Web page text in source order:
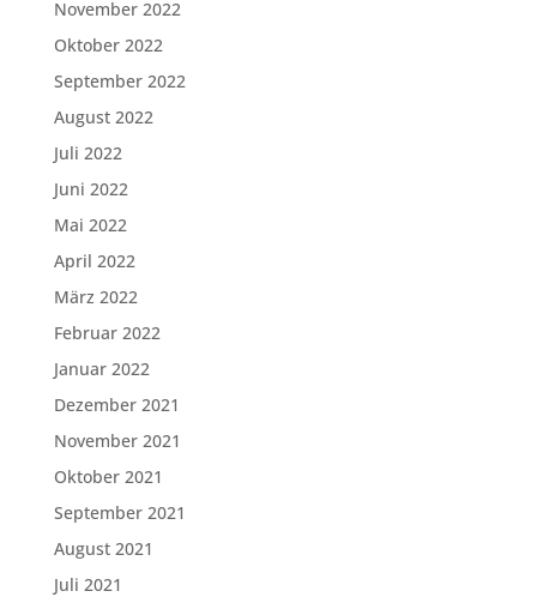
November 2022
Oktober 2022
September 2022
August 2022
Juli 2022
Juni 2022
Mai 2022
April 2022
März 2022
Februar 2022
Januar 2022
Dezember 2021
November 2021
Oktober 2021
September 2021
August 2021
Juli 2021